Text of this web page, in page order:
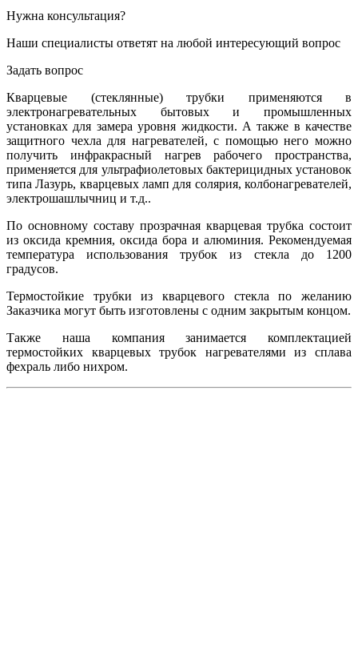
Нужна консультация?
Наши специалисты ответят на любой интересующий вопрос
Задать вопрос
Кварцевые (стеклянные) трубки применяются в
электронагревательных бытовых и промышленных
установках для замера уровня жидкости. А также в качестве
защитного чехла для нагревателей, с помощью него можно
получить инфракрасный нагрев рабочего пространства,
применяется для ультрафиолетовых бактерицидных установок
типа Лазурь, кварцевых ламп для солярия, колбонагревателей,
электрошашлычниц и т.д..
По основному составу прозрачная кварцевая трубка состоит
из оксида кремния, оксида бора и алюминия. Рекомендуемая
температура использования трубок из стекла до 1200
градусов.
Термостойкие трубки из кварцевого стекла по желанию
Заказчика могут быть изготовлены с одним закрытым концом.
Также наша компания занимается комплектацией
термостойких кварцевых трубок нагревателями из сплава
фехраль либо нихром.